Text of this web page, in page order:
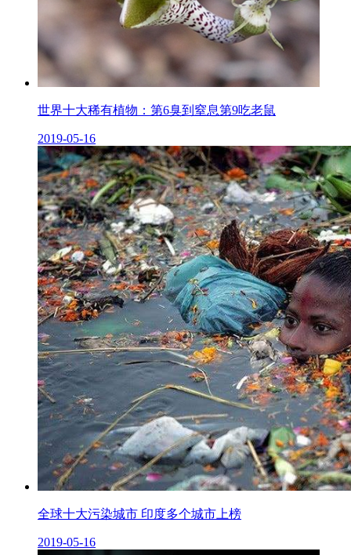
世界十大稀有植物：第6臭到窒息第9吃老鼠
2019-05-16
全球十大污染城市 印度多个城市上榜
2019-05-16